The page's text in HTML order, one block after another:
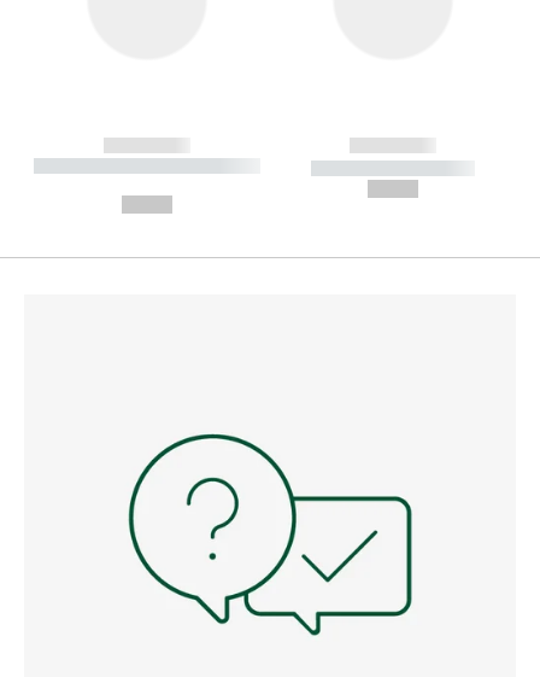
------------
----------- ----------- --------
------------
----------- -----------